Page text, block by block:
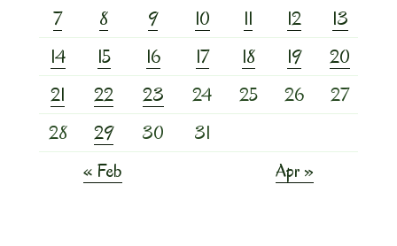
7
8 9 10 11 12
13
14
15 16 17 18 19
20
21
22 23 24 25 26
27
28
29 30
31
« Feb
Apr »